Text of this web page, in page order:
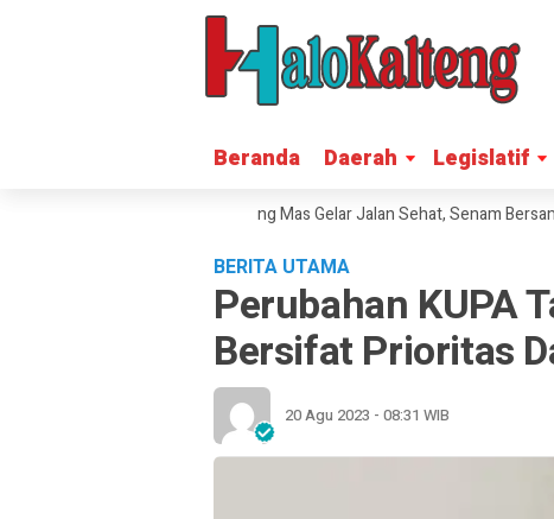
Beranda Daerah Legislatif
Beranda Daerah Legislatif
HUT RI ke-81, Polres Gunung Mas Gelar Jalan Sehat, Senam Bersama
BERITA UTAMA
Perubahan KUPA
Bersifat Prioritas
20 Agu 2023 - 08:31 WIB